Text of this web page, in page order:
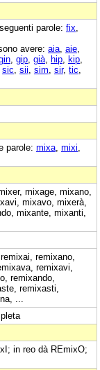
parole: fix
avere: aia aie
gip già hip kip
sic sii sim sir, tic
parole: mixa mixi
mixage, mixano,
mixavo, mixerà,
mixante, mixanti,
remixano,
remixavi,
remixando,
remixasti,
...
in reo dà REmixO;